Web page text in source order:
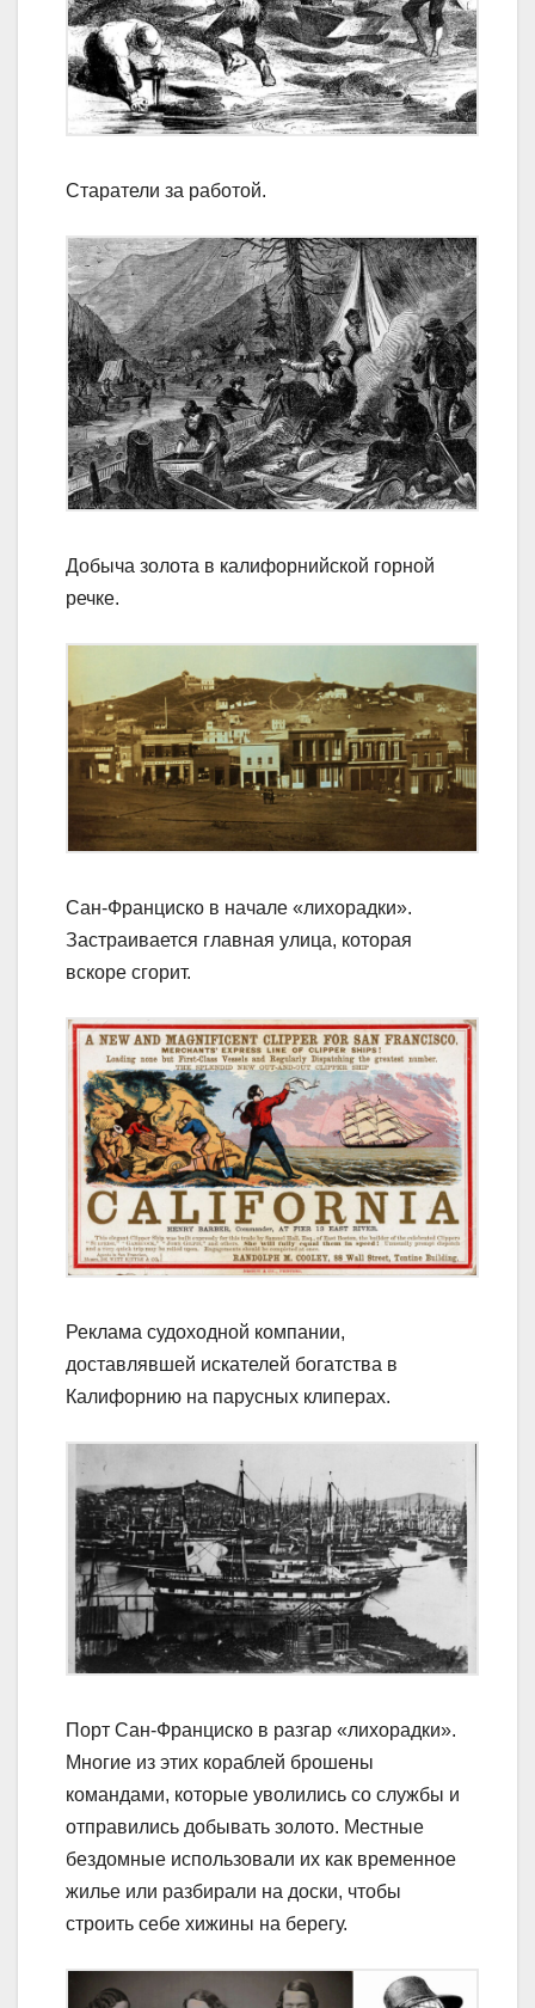
Старатели за работой.
Добыча золота в калифорнийской горной
речке.
Сан-Франциско в начале «лихорадки».
Застраивается главная улица, которая
вскоре сгорит.
Реклама судоходной компании,
доставлявшей искателей богатства в
Калифорнию на парусных клиперах.
Порт Сан-Франциско в разгар «лихорадки».
Многие из этих кораблей брошены
командами, которые уволились со службы и
отправились добывать золото. Местные
бездомные использовали их как временное
жилье или разбирали на доски, чтобы
строить себе хижины на берегу.